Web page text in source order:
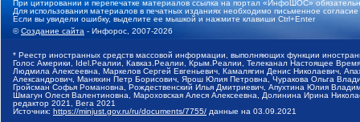
При цитировании и перепечатке материалов ссылка на портал «ИнфоШОС»
Для использования материалов в печатных изданиях необходимо письменное
Если вы увидели ошибку, выделите ее мышкой и нажмите клавиши Ctrl+Enter
©Создание сайта - Инфорос, 2007-2026
* Реестр иностранных средств массовой информации, выполняющих функции
Голос Америки, Idel.Реалии, Кавказ.Реалии, Крым.Реалии, Телеканал Настоящее
Людмила Алексеевна, Маркелов Сергей Евгеньевич, Камалягин Денис Николаевич,
Александрович, Маняхин Петр Борисович, Ярош Юлия Петровна, Чуракова Ольга
Гройсман Софья Романовна, Рождественский Илья Дмитриевич, Апухтина Юлия
Шмагун Олеся Валентиновна, Мароховская Алеся Алексеевна, Долинина Ирина
редактор 2021, Вега 2021
Источник: https://minjust.gov.ru/ru/documents/7755/ данные на 03.09.2021